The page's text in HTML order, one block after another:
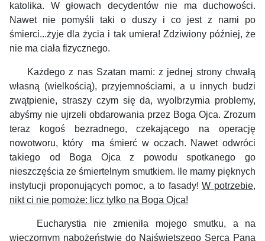
katolika. W głowach decydentów nie ma duchowości.
Nawet nie pomyśli taki o duszy i co jest z nami po
śmierci...żyje dla życia i tak umiera! Zdziwiony później, że
nie ma ciała fizycznego.
Każdego z nas Szatan mami: z jednej strony chwałą
własną (wielkością), przyjemnościami, a u innych budzi
zwątpienie, straszy czym się da, wyolbrzymia problemy,
abyśmy nie ujrzeli obdarowania przez Boga Ojca. Zrozum
teraz kogoś bezradnego, czekającego na operację
nowotworu,
który ma śmierć w oczach. Nawet odwróci
takiego od Boga Ojca z powodu spotkanego go
nieszczęścia ze śmiertelnym smutkiem.
le mamypięknych
instytucji proponujących pomoc, a to fasady!W potrzebie,
nikt ci nie pomoże: icz tylko na Boga Ojca!
Eucharystia nie zmieniła mojego smutku, a na
wieczornym nabożeństwie do Najświętszego Serca Pana